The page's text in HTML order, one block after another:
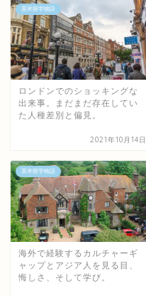
英米留学物語
ロンドンでのショッキングな
出来事。まだまだ存在してい
た人種差別と偏見。
2021年10月14日
英米留学物語
海外で経験するカルチャーギ
ャップとアジア人を見る目、
悔しさ、そして学び。